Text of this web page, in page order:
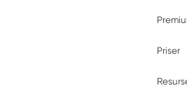
Priser